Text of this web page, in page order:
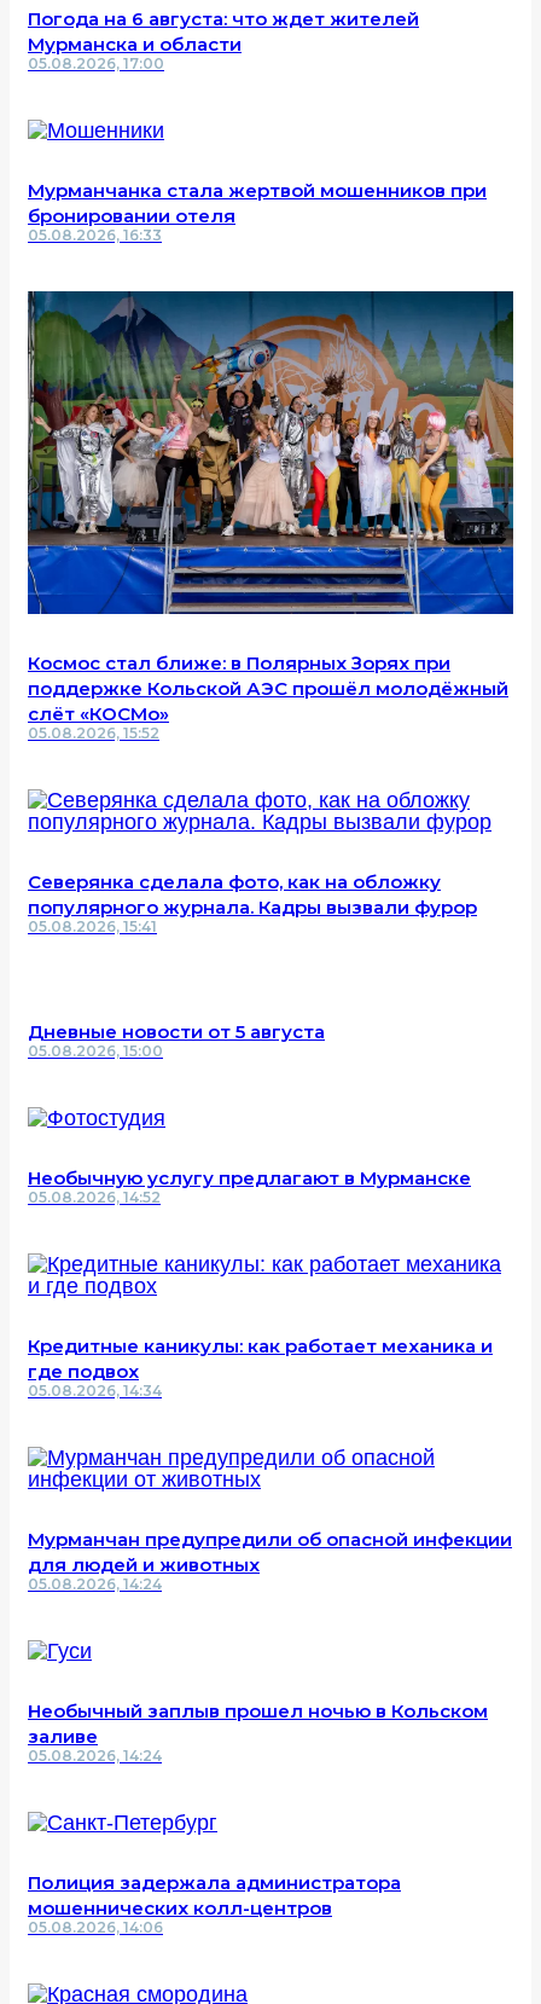
Погода на 6 августа: что ждет жителей
Мурманска и области
05.08.2026, 17:00
Мурманчанка стала жертвой мошенников при
бронировании отеля
05.08.2026, 16:33
Космос стал ближе: в Полярных Зорях при
поддержке Кольской АЭС прошёл молодёжный
слёт «КОСМо»
05.08.2026, 15:52
Северянка сделала фото, как на обложку
популярного журнала. Кадры вызвали фурор
05.08.2026, 15:41
Дневные новости от 5 августа
05.08.2026, 15:00
Необычную услугу предлагают в Мурманске
05.08.2026, 14:52
Кредитные каникулы: как работает механика и
где подвох
05.08.2026, 14:34
Мурманчан предупредили об опасной инфекции
для людей и животных
05.08.2026, 14:24
Необычный заплыв прошел ночью в Кольском
заливе
05.08.2026, 14:24
Полиция задержала администратора
мошеннических колл-центров
05.08.2026, 14:06